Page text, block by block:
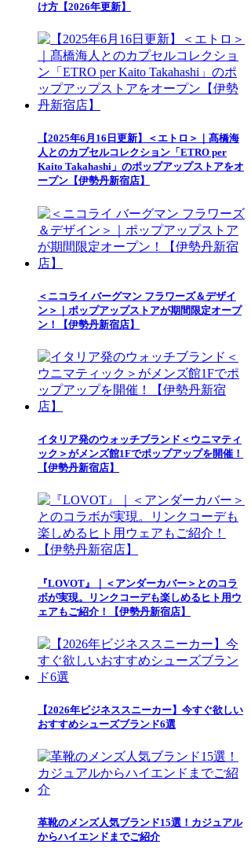
け方【2026年更新】
【2025年6月16日更新】＜エトロ＞｜髙橋海
人とのカプセルコレクション「ETRO per
Kaito Takahashi」のポップアップストアをオ
ープン【伊勢丹新宿店】
＜ニコライ バーグマン フラワーズ＆デザイ
ン＞｜ポップアップストアが期間限定オープ
ン！【伊勢丹新宿店】
イタリア発のウォッチブランド＜ウニマティ
ック＞がメンズ館1Fでポップアップを開催！
【伊勢丹新宿店】
『LOVOT』｜＜アンダーカバー＞とのコラ
ボが実現。リンクコーデも楽しめるヒト用ウ
ェアもご紹介！【伊勢丹新宿店】
【2026年ビジネススニーカー】今すぐ欲しい
おすすめシューズブランド6選
革靴のメンズ人気ブランド15選！カジュアル
からハイエンドまでご紹介